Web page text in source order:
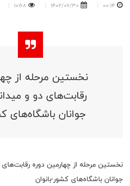
00:14
1402/06/30
10168
نخستین مرحله از
رقابت‌های دو و
جوانان باشگاه‌های
نخستین مرحله از چهارمین دوره
جوانان باشگاه‌های کشور-بانوان